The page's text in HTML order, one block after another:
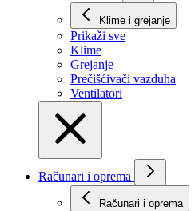
Klime i grejanje
Prikaži svе
Klime
Grejanje
Prečišćivači vazduha
Ventilatori
Računari i oprema
Računari i oprema